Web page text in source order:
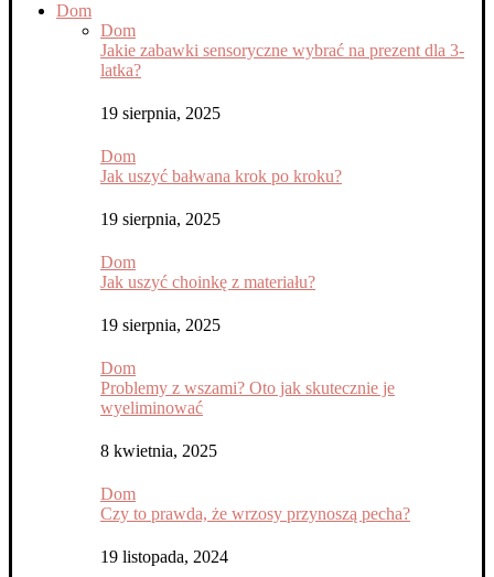
Dom
Dom
Jakie zabawki sensoryczne wybrać na prezent dla 3-
latka?
19 sierpnia, 2025
Dom
Jak uszyć bałwana krok po kroku?
19 sierpnia, 2025
Dom
Jak uszyć choinkę z materiału?
19 sierpnia, 2025
Dom
Problemy z wszami? Oto jak skutecznie je
wyeliminować
8 kwietnia, 2025
Dom
Czy to prawda, że wrzosy przynoszą pecha?
19 listopada, 2024